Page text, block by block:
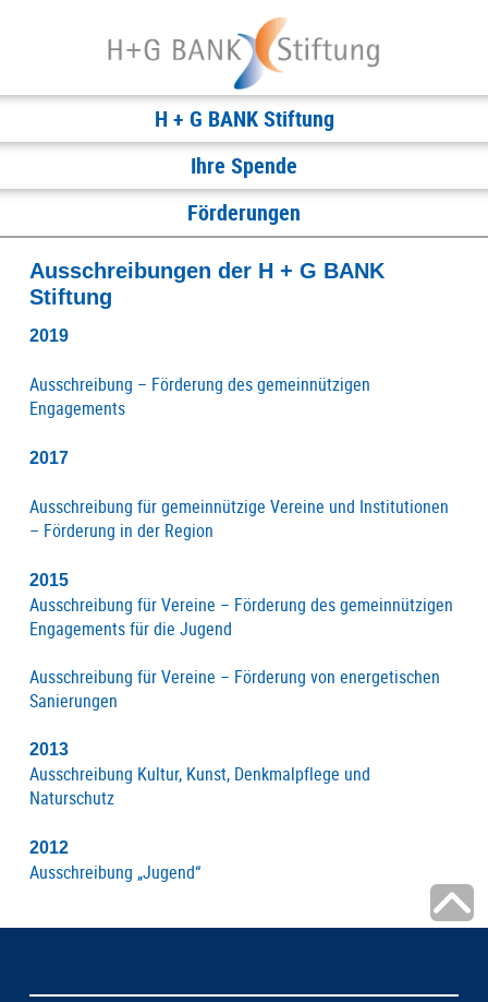
H + G BANK Stiftung
Ihre Spende
Förderungen
Ausschreibungen der H + G BANK
Stiftung
2019
Ausschreibung – Förderung des gemeinnützigen
Engagements
2017
Ausschreibung für gemeinnützige Vereine und Institutionen
– Förderung in der Region
2015
Ausschreibung für Vereine – Förderung des gemeinnützigen
Engagements für die Jugend
Ausschreibung für Vereine – Förderung von energetischen
Sanierungen
2013
Ausschreibung Kultur, Kunst, Denkmalpflege und
Naturschutz
2012
Ausschreibung „Jugend“